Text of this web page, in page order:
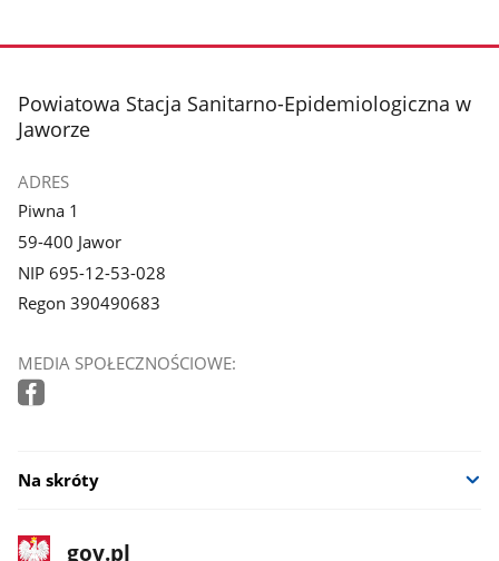
stopka
Powiatowa Stacja Sanitarno-Epidemiologiczna w
Jaworze
ADRES
Piwna 1
59-400 Jawor
NIP 695-12-53-028
Regon 390490683
MEDIA SPOŁECZNOŚCIOWE:
Na skróty
stopkaStrona
gov.pl